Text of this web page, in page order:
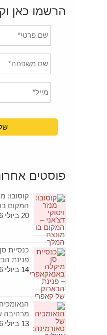
הרשמו כאן
פוסטים
קוסובו:
המקום
20 ביולי 2026
כנסיית
פנינת
14 ביולי 2026
מרהיבה
13 ביולי 2026